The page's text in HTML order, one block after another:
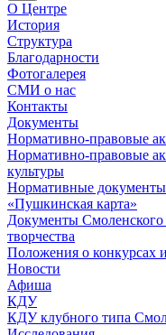
О Центре
История
Структура
Благодарности
Фотогалерея
СМИ о нас
Контакты
Документы
Нормативно-правовые
Нормативно-правовые
культуры
Нормативные
«Пушкинская карта»
Документы Смоленского
творчества
Положения о конкурсах
Новости
Афиша
КДУ
КДУ клубного типа